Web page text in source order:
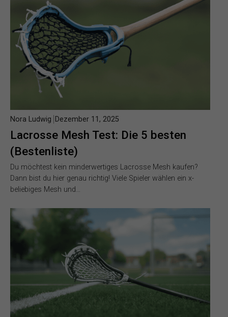
Lacrosse Mesh Test: Die 5 besten
(Bestenliste)
Nora Ludwig Dezember 11, 2025
Du möchtest kein minderwertiges Lacrosse Mesh kaufen?
Dann bist du hier genau richtig! Viele Spieler wählen ein x-
beliebiges Mesh und…